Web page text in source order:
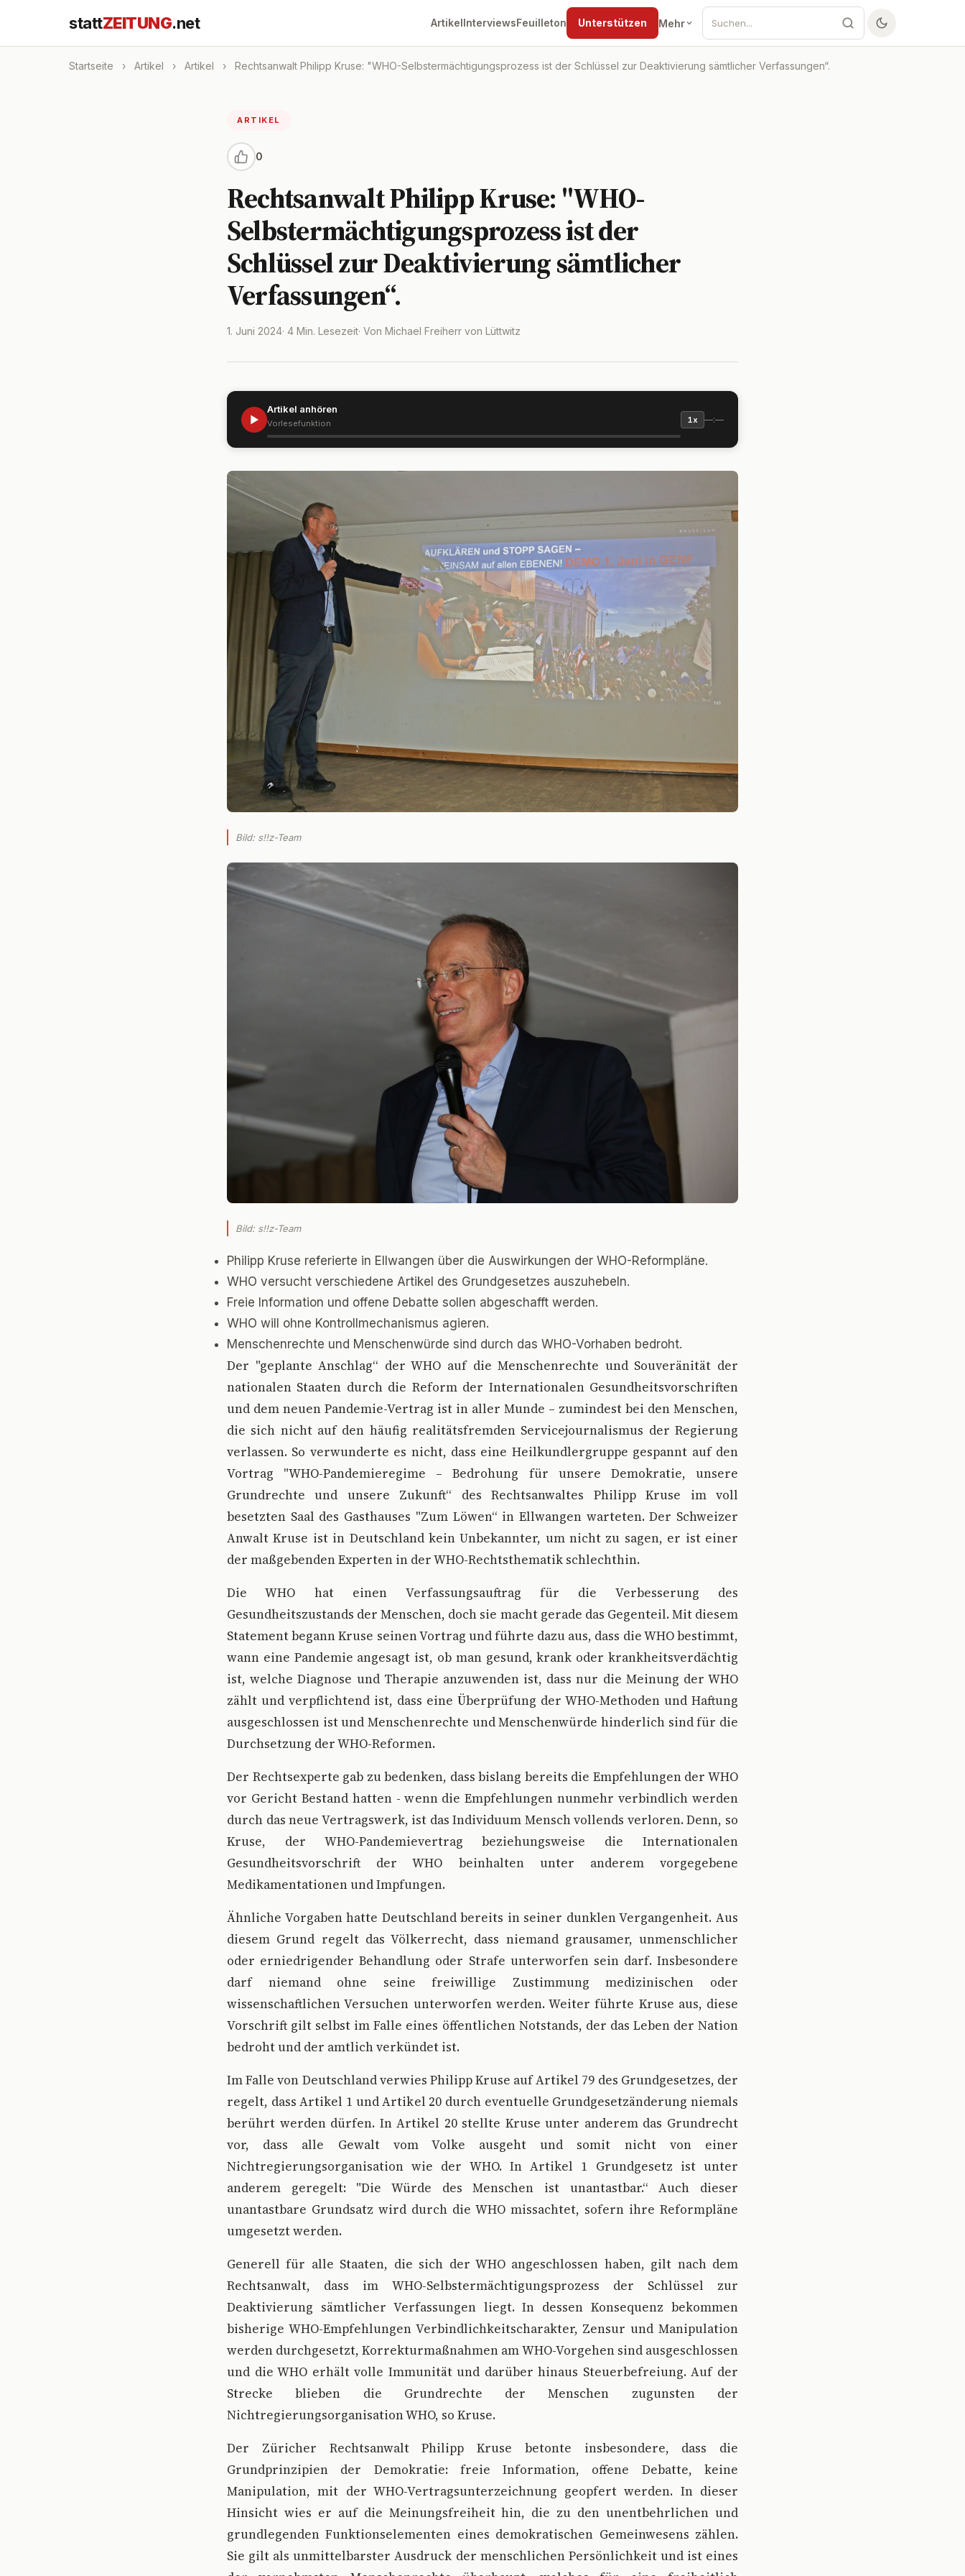
stattZEITUNG.net ArtikelInterviewsFeuilleton Unterstützen Mehr
Startseite › Artikel › Artikel › Rechtsanwalt Philipp Kruse: "WHO-Selbstermächtigungsprozess ist der Schlüssel zur Deaktivierung sämtlicher Verfassungen“.
ARTIKEL
0
Rechtsanwalt Philipp Kruse: "WHO-
Selbstermächtigungsprozess ist der
Schlüssel zur Deaktivierung sämtlicher
Verfassungen“.
1. Juni 2024· 4 Min. Lesezeit· Von Michael Freiherr von Lüttwitz
▶
Artikel anhören
Vorlesefunktion 1x —:—
Bild: s!!z-Team
Bild: s!!z-Team
Philipp Kruse referierte in Ellwangen über die Auswirkungen der WHO-Reformpläne.
WHO versucht verschiedene Artikel des Grundgesetzes auszuhebeln.
Freie Information und offene Debatte sollen abgeschafft werden.
WHO will ohne Kontrollmechanismus agieren.
Menschenrechte und Menschenwürde sind durch das WHO-Vorhaben bedroht.
Der "geplante Anschlag“ der WHO auf die Menschenrechte und Souveränität der
nationalen Staaten durch die Reform der Internationalen Gesundheitsvorschriften
und dem neuen Pandemie-Vertrag ist in aller Munde – zumindest bei den Menschen,
die sich nicht auf den häufig realitätsfremden Servicejournalismus der Regierung
verlassen. So verwunderte es nicht, dass eine Heilkundlergruppe gespannt auf den
Vortrag "WHO-Pandemieregime – Bedrohung für unsere Demokratie, unsere
Grundrechte und unsere Zukunft“ des Rechtsanwaltes Philipp Kruse im voll
besetzten Saal des Gasthauses "Zum Löwen“ in Ellwangen warteten. Der Schweizer
Anwalt Kruse ist in Deutschland kein Unbekannter, um nicht zu sagen, er ist einer
der maßgebenden Experten in der WHO-Rechtsthematik schlechthin.
Die WHO hat einen Verfassungsauftrag für die Verbesserung des
Gesundheitszustands der Menschen, doch sie macht gerade das Gegenteil. Mit diesem
Statement begann Kruse seinen Vortrag und führte dazu aus, dass die WHO bestimmt,
wann eine Pandemie angesagt ist, ob man gesund, krank oder krankheitsverdächtig
ist, welche Diagnose und Therapie anzuwenden ist, dass nur die Meinung der WHO
zählt und verpflichtend ist, dass eine Überprüfung der WHO-Methoden und Haftung
ausgeschlossen ist und Menschenrechte und Menschenwürde hinderlich sind für die
Durchsetzung der WHO-Reformen.
Der Rechtsexperte gab zu bedenken, dass bislang bereits die Empfehlungen der WHO
vor Gericht Bestand hatten - wenn die Empfehlungen nunmehr verbindlich werden
durch das neue Vertragswerk, ist das Individuum Mensch vollends verloren. Denn, so
Kruse, der WHO-Pandemievertrag beziehungsweise die Internationalen
Gesundheitsvorschrift der WHO beinhalten unter anderem vorgegebene
Medikamentationen und Impfungen.
Ähnliche Vorgaben hatte Deutschland bereits in seiner dunklen Vergangenheit. Aus
diesem Grund regelt das Völkerrecht, dass niemand grausamer, unmenschlicher
oder erniedrigender Behandlung oder Strafe unterworfen sein darf. Insbesondere
darf niemand ohne seine freiwillige Zustimmung medizinischen oder
wissenschaftlichen Versuchen unterworfen werden. Weiter führte Kruse aus, diese
Vorschrift gilt selbst im Falle eines öffentlichen Notstands, der das Leben der Nation
bedroht und der amtlich verkündet ist.
Im Falle von Deutschland verwies Philipp Kruse auf Artikel 79 des Grundgesetzes, der
regelt, dass Artikel 1 und Artikel 20 durch eventuelle Grundgesetzänderung niemals
berührt werden dürfen. In Artikel 20 stellte Kruse unter anderem das Grundrecht
vor, dass alle Gewalt vom Volke ausgeht und somit nicht von einer
Nichtregierungsorganisation wie der WHO. In Artikel 1 Grundgesetz ist unter
anderem geregelt: "Die Würde des Menschen ist unantastbar.“ Auch dieser
unantastbare Grundsatz wird durch die WHO missachtet, sofern ihre Reformpläne
umgesetzt werden.
Generell für alle Staaten, die sich der WHO angeschlossen haben, gilt nach dem
Rechtsanwalt, dass im WHO-Selbstermächtigungsprozess der Schlüssel zur
Deaktivierung sämtlicher Verfassungen liegt. In dessen Konsequenz bekommen
bisherige WHO-Empfehlungen Verbindlichkeitscharakter, Zensur und Manipulation
werden durchgesetzt, Korrekturmaßnahmen am WHO-Vorgehen sind ausgeschlossen
und die WHO erhält volle Immunität und darüber hinaus Steuerbefreiung. Auf der
Strecke blieben die Grundrechte der Menschen zugunsten der
Nichtregierungsorganisation WHO, so Kruse.
Der Züricher Rechtsanwalt Philipp Kruse betonte insbesondere, dass die
Grundprinzipien der Demokratie: freie Information, offene Debatte, keine
Manipulation, mit der WHO-Vertragsunterzeichnung geopfert werden. In dieser
Hinsicht wies er auf die Meinungsfreiheit hin, die zu den unentbehrlichen und
grundlegenden Funktionselementen eines demokratischen Gemeinwesens zählen.
Sie gilt als unmittelbarster Ausdruck der menschlichen Persönlichkeit und ist eines